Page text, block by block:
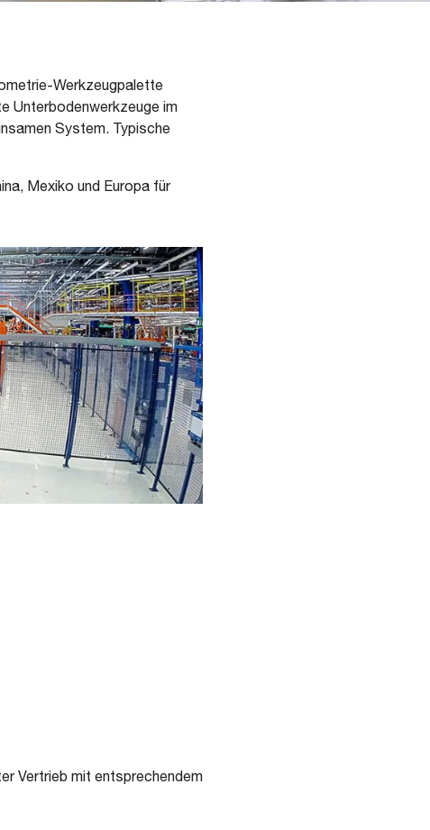
Werkzeugpalette
Unterbodenwerkzeuge im
System. Typische
Mexiko und Europa für
Vertrieb mit entsprechendem